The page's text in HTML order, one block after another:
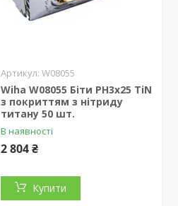
W08055
Wiha W08055 Біти PH3x25 TiN
з покриттям з нітриду
титану 50 шт.
В наявності
2 804 ₴
Купити